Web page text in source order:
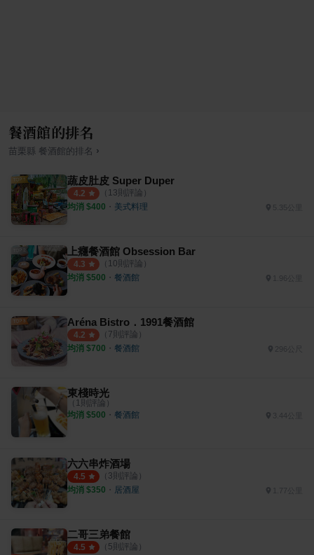
餐酒館的排名
苗栗縣 餐酒館 的排名 ›
蔬皮肚皮 Super Duper
4.2 （ 13則評論）
均消 $400 ・ 美式料理 5.35公里
上癮餐酒館 Obsession Bar
4.3 （ 10則評論）
均消 $500 ・ 餐酒館
Aréna Bistro．1991餐酒館
4.2 （ 7則評論）
均消 $700 ・ 餐酒館
東棧時光
（ 1則評論）
均消 $500 ・ 餐酒館 3.44公里
六六串炸酒場
4.5 （ 3則評論）
均消 $350 ・ 居酒屋
二哥三弟餐館
4.5 （ 5則評論）